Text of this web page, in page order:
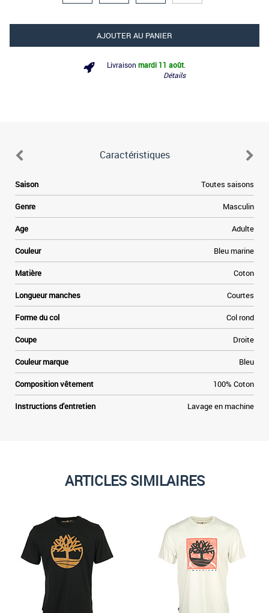
AJOUTER AU PANIER
Livraison mardi 11 août
Détails
Caractéristiques
Saison Toutes saisons
Genre Masculin
Age Adulte
Couleur Bleu marine
Matière Coton
Longueur manches Courtes
Forme du col Col rond
Coupe Droite
Couleur marque Bleu
Composition vêtement 100% Coton
Instructions d'entretien Lavage en machine
ARTICLES SIMILAIRES